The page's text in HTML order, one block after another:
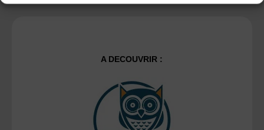
A DECOUVRIR :